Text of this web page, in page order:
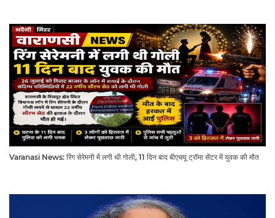
Varanasi News: रिंग सेरेमनी में लगी थी गोली, 11 दिन बाद बीएचयू ट्रॉमा सेंटर में युवक की मौत